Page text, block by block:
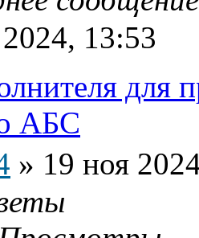
13:53
для
АБС
» 19 ноя